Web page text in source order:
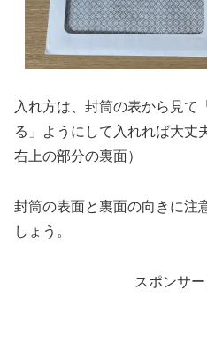
入れ方は、封筒の表から見て
る」ようにして入れれば大丈
右上の部分の裏面）
封筒の表面と裏面の向きに注
しょう。
スポンサ